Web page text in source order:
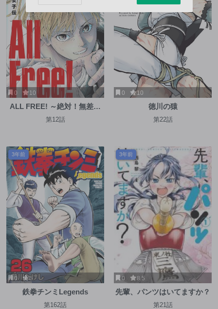
0 10
ALL FREE! ～絶対！無差別
級挑戦女子伝～
第12話
0 10
徳川の猿
第22話
3年前
0 6
鉄拳チンミLegends
第162話
3年前
0 8.5
先輩、パンツはいてますか？
第21話